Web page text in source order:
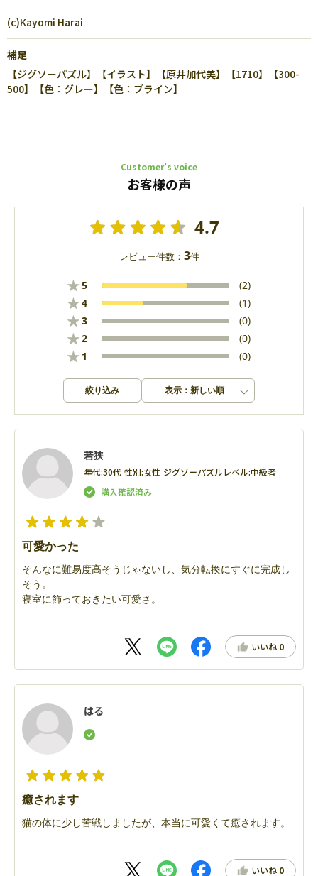
(c)Kayomi Harai
補足
【ジグソーパズル】【イラスト】【原井加代美】【1710】【300-
500】【色：グレー】【色：ブライン】
Customer’s voice
お客様の声
4.7
レビュー件数： 3件
★5 (2)
★4 (1)
★3 (0)
★2 (0)
★ 1 (0)
絞り込み 表示：新しい順
若狭
年代:30代 性別:女性 ジグソーパズルレベル:中級者
可愛かった
そんなに難易度高そうじゃないし、気分転換にすぐに完成し
そう。
寝室に飾っておきたい可愛さ。
いいね 0
はる
癒されます
猫の体に少し苦戦しましたが、本当に可愛くて癒されます。
いいね 0